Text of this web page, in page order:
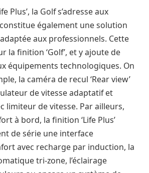
Plus’, la Golf s’adresse aux
également une solution
aux professionnels. Cette
la finition ‘Golf’, et y ajoute de
équipements technologiques. On
la caméra de recul ‘Rear view’
de vitesse adaptatif et
limiteur de vitesse. Par ailleurs,
à bord, la finition ‘Life Plus’
de série une interface
avec recharge par induction, la
tri-zone, l’éclairage